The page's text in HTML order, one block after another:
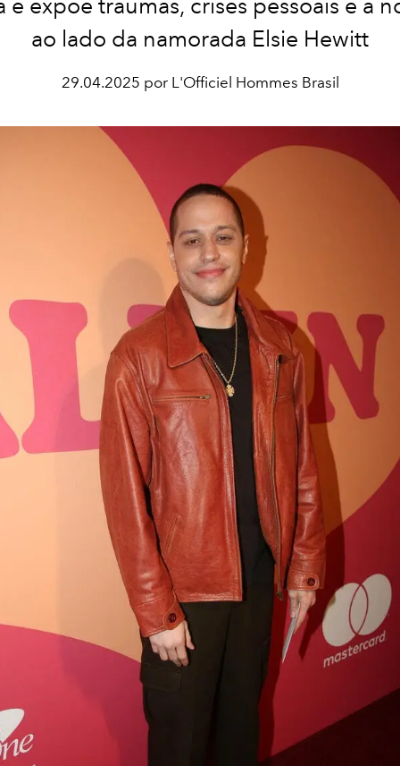
e expõe traumas, crises pessoais e a
ao lado da namorada Elsie Hewitt
29.04.2025 por L'Officiel Hommes Brasil